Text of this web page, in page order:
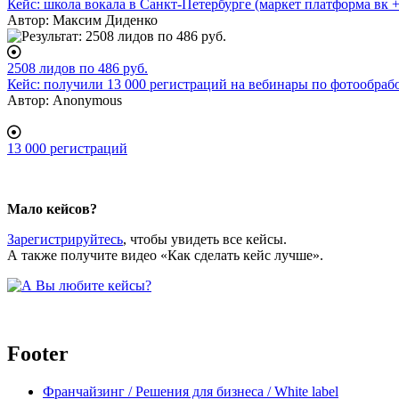
Кейс: школа вокала в Санкт-Петербурге (маркет платформа вк
Автор: Максим Диденко
2508 лидов по 486 руб.
Кейс: получили 13 000 регистраций на вебинары по
Автор: Anonymous
13 000 регистраций
Мало кейсов?
Зарегистрируйтесь, чтобы увидеть все кейсы.
А также получите видео «Как сделать кейс лучше».
Footer
Франчайзинг / Решения для бизнеса / White label